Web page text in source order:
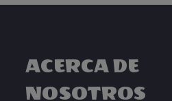
ACERCA DE
NOSOTROS